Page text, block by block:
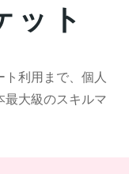
ット
利用まで、個人
大級のスキルマ